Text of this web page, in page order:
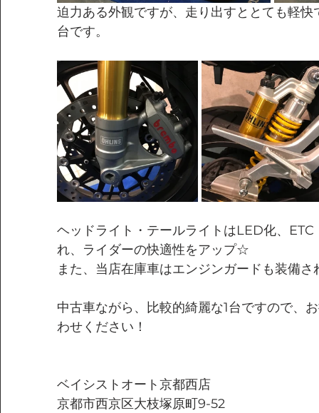
迫力ある外観ですが、走り出すととても軽快
台です。
ヘッドライト・テールライトはLED化、
れ、ライダーの快適性をアップ☆
また、当店在庫車はエンジンガードも装備さ
中古車ながら、比較的綺麗な1台ですので、
わせください！
ベイシストオート京都西店
京都市西京区大枝塚原町9-52